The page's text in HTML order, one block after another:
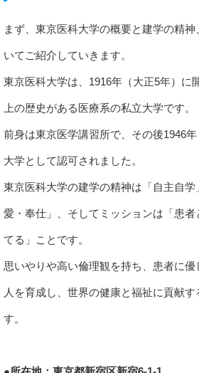
まず、東京医科大学の概要と建学の精
いてご紹介していきます。
東京医科大学は、1916年（大正5年）に
上の歴史がある医療系の私立大学です。
前身は東京医学講習所で、その後1946
大学として認可されました。
東京医科大学の建学の精神は「自主自
愛・奉仕」、そしてミッションは「患
てる」ことです。
思いやりや高い倫理観を持ち、患者に
人を育成し、世界の健康と福祉に貢献
す。